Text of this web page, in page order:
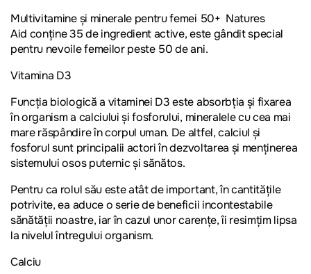
Multivitamine și minerale pentru femei 50+ Natures
Aid conține 35 de ingredient active, este gândit special
pentru nevoile femeilor peste 50 de ani.
Vitamina D3
Funcția biologică a vitaminei D3 este absorbția și fixarea
în organism a calciului și fosforului, mineralele cu cea mai
mare răspândire în corpul uman. De altfel, calciul și
fosforul sunt principalii actori în dezvoltarea și menținerea
sistemului osos puternic și sănătos.
Pentru ca rolul său este atât de important, în cantitățile
potrivite, ea aduce o serie de beneficii incontestabile
sănătății noastre, iar în cazul unor carențe, îi resimțim lipsa
la nivelul întregului organism.
Calciu